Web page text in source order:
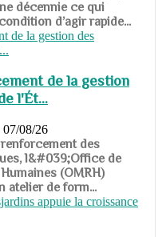
décennie ce qui
d’agir rapide...
de la gestion
l'Ét...
07/08/26
des
l&#039;Office de
(OMRH)
atelier de form...